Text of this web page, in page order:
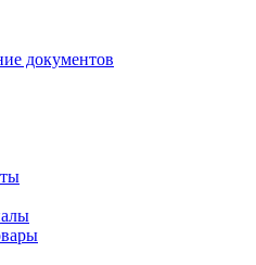
документов